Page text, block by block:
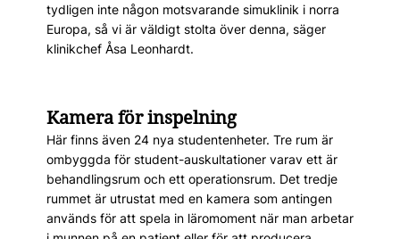
tydligen inte någon motsvarande simuklinik i norra
Europa, så vi är väldigt stolta över denna, säger
klinikchef Åsa Leonhardt.
Kamera för inspelning
Här finns även 24 nya studentenheter. Tre rum är
ombyggda för student-auskultationer varav ett är
behandlingsrum och ett operationsrum. Det tredje
rummet är utrustat med en kamera som antingen
används för att spela in läromoment när man arbetar